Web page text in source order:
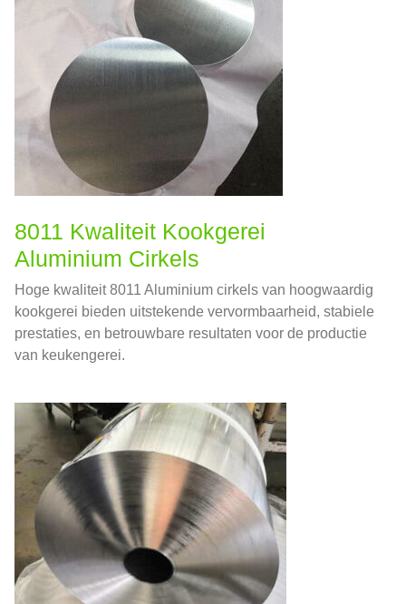
8011 Kwaliteit Kookgerei
Aluminium Cirkels
Hoge kwaliteit 8011 Aluminium cirkels van hoogwaardig
kookgerei bieden uitstekende vervormbaarheid, stabiele
prestaties, en betrouwbare resultaten voor de productie
van keukengerei.